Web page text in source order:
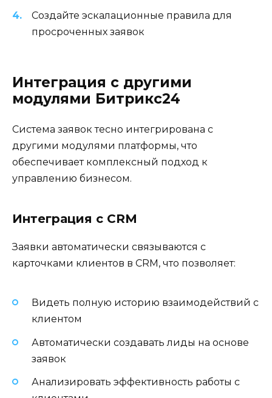
Создайте эскалационные правила для
просроченных заявок
Интеграция с другими
модулями Битрикс24
Система заявок тесно интегрирована с
другими модулями платформы, что
обеспечивает комплексный подход к
управлению бизнесом.
Интеграция с CRM
Заявки автоматически связываются с
карточками клиентов в CRM, что позволяет:
Видеть полную историю взаимодействий с
клиентом
Автоматически создавать лиды на основе
заявок
Анализировать эффективность работы с